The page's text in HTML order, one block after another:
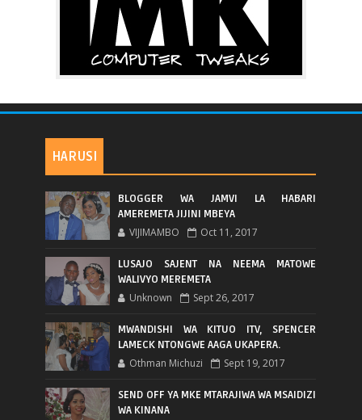
HARUSI
BLOGGER WA JAMVI LA HABARI
AMEREMETA JIJINI MBEYA
VIJIMAMBO Oct 11, 2017
LUSAJO SAJENT NA NEEMA MATOWE
WALIVYO MEREMETA
Unknown Sept 26, 2017
MWANDISHI WA KITUO ITV, SPENCER
LAMECK NTONGWE AAGA UKAPERA.
Othman Michuzi Sept 19, 2017
SEND OFF YA MKE MTARAJIWA WA MSAIDIZI
WA KINANA